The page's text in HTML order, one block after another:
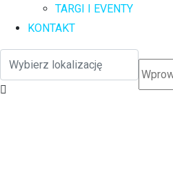
TARGI I EVENTY
KONTAKT